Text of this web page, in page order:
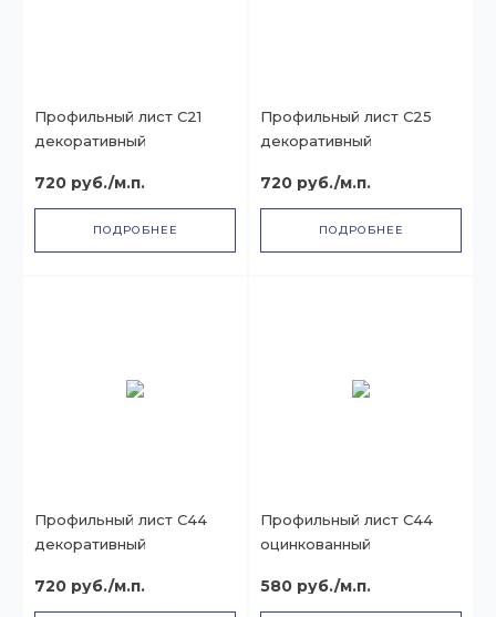
Профильный лист С21
декоративный
720 руб./м.п.
ПОДРОБНЕЕ
Профильный лист С25
декоративный
720 руб./м.п.
ПОДРОБНЕЕ
Профильный лист С44
декоративный
720 руб./м.п.
Профильный лист С44
оцинкованный
580 руб./м.п.